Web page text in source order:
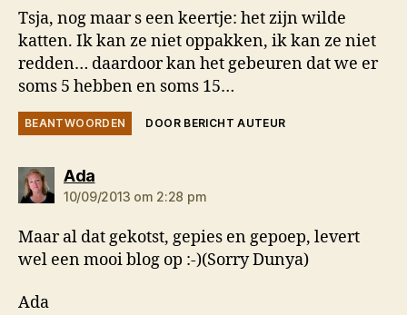
Tsja, nog maar s een keertje: het zijn wilde
katten. Ik kan ze niet oppakken, ik kan ze niet
redden… daardoor kan het gebeuren dat we er
soms 5 hebben en soms 15…
BEANTWOORDEN DOOR BERICHT AUTEUR
Adazegt:
10/09/2013 om 2:28 pm
Maar al dat gekotst, gepies en gepoep, levert
wel een mooi blog op :-)(Sorry Dunya)
Ada